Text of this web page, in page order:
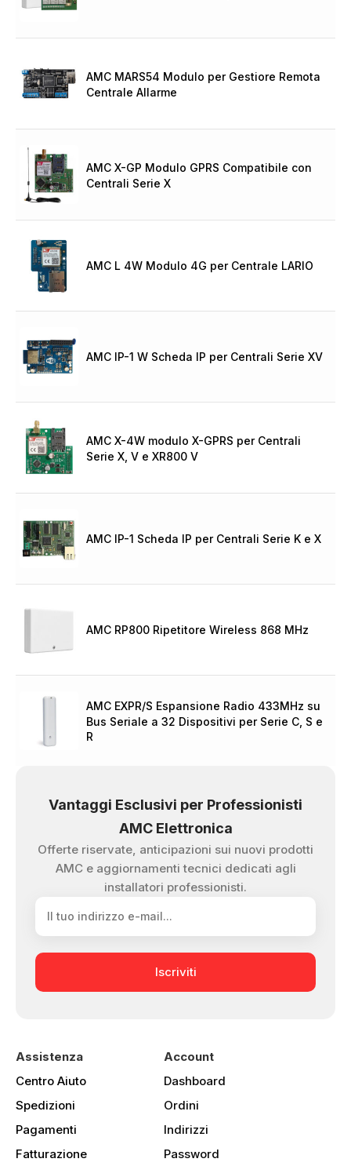
AMC MARS54 Modulo per Gestiore Remota
Centrale Allarme
AMC X-GP Modulo GPRS Compatibile con
Centrali Serie X
AMC L 4W Modulo 4G per Centrale LARIO
AMC IP-1 W Scheda IP per Centrali Serie XV
AMC X-4W modulo X-GPRS per Centrali
Serie X, V e XR800 V
AMC IP-1 Scheda IP per Centrali Serie K e X
AMC RP800 Ripetitore Wireless 868 MHz
AMC EXPR/S Espansione Radio 433MHz su
Bus Seriale a 32 Dispositivi per Serie C, S e
R
Vantaggi Esclusivi per Professionisti
AMC Elettronica
Offerte riservate, anticipazioni sui nuovi prodotti
AMC e aggiornamenti tecnici dedicati agli
installatori professionisti.
Iscriviti
Assistenza
Centro Aiuto
Spedizioni
Pagamenti
Fatturazione
Account
Dashboard
Ordini
Indirizzi
Password